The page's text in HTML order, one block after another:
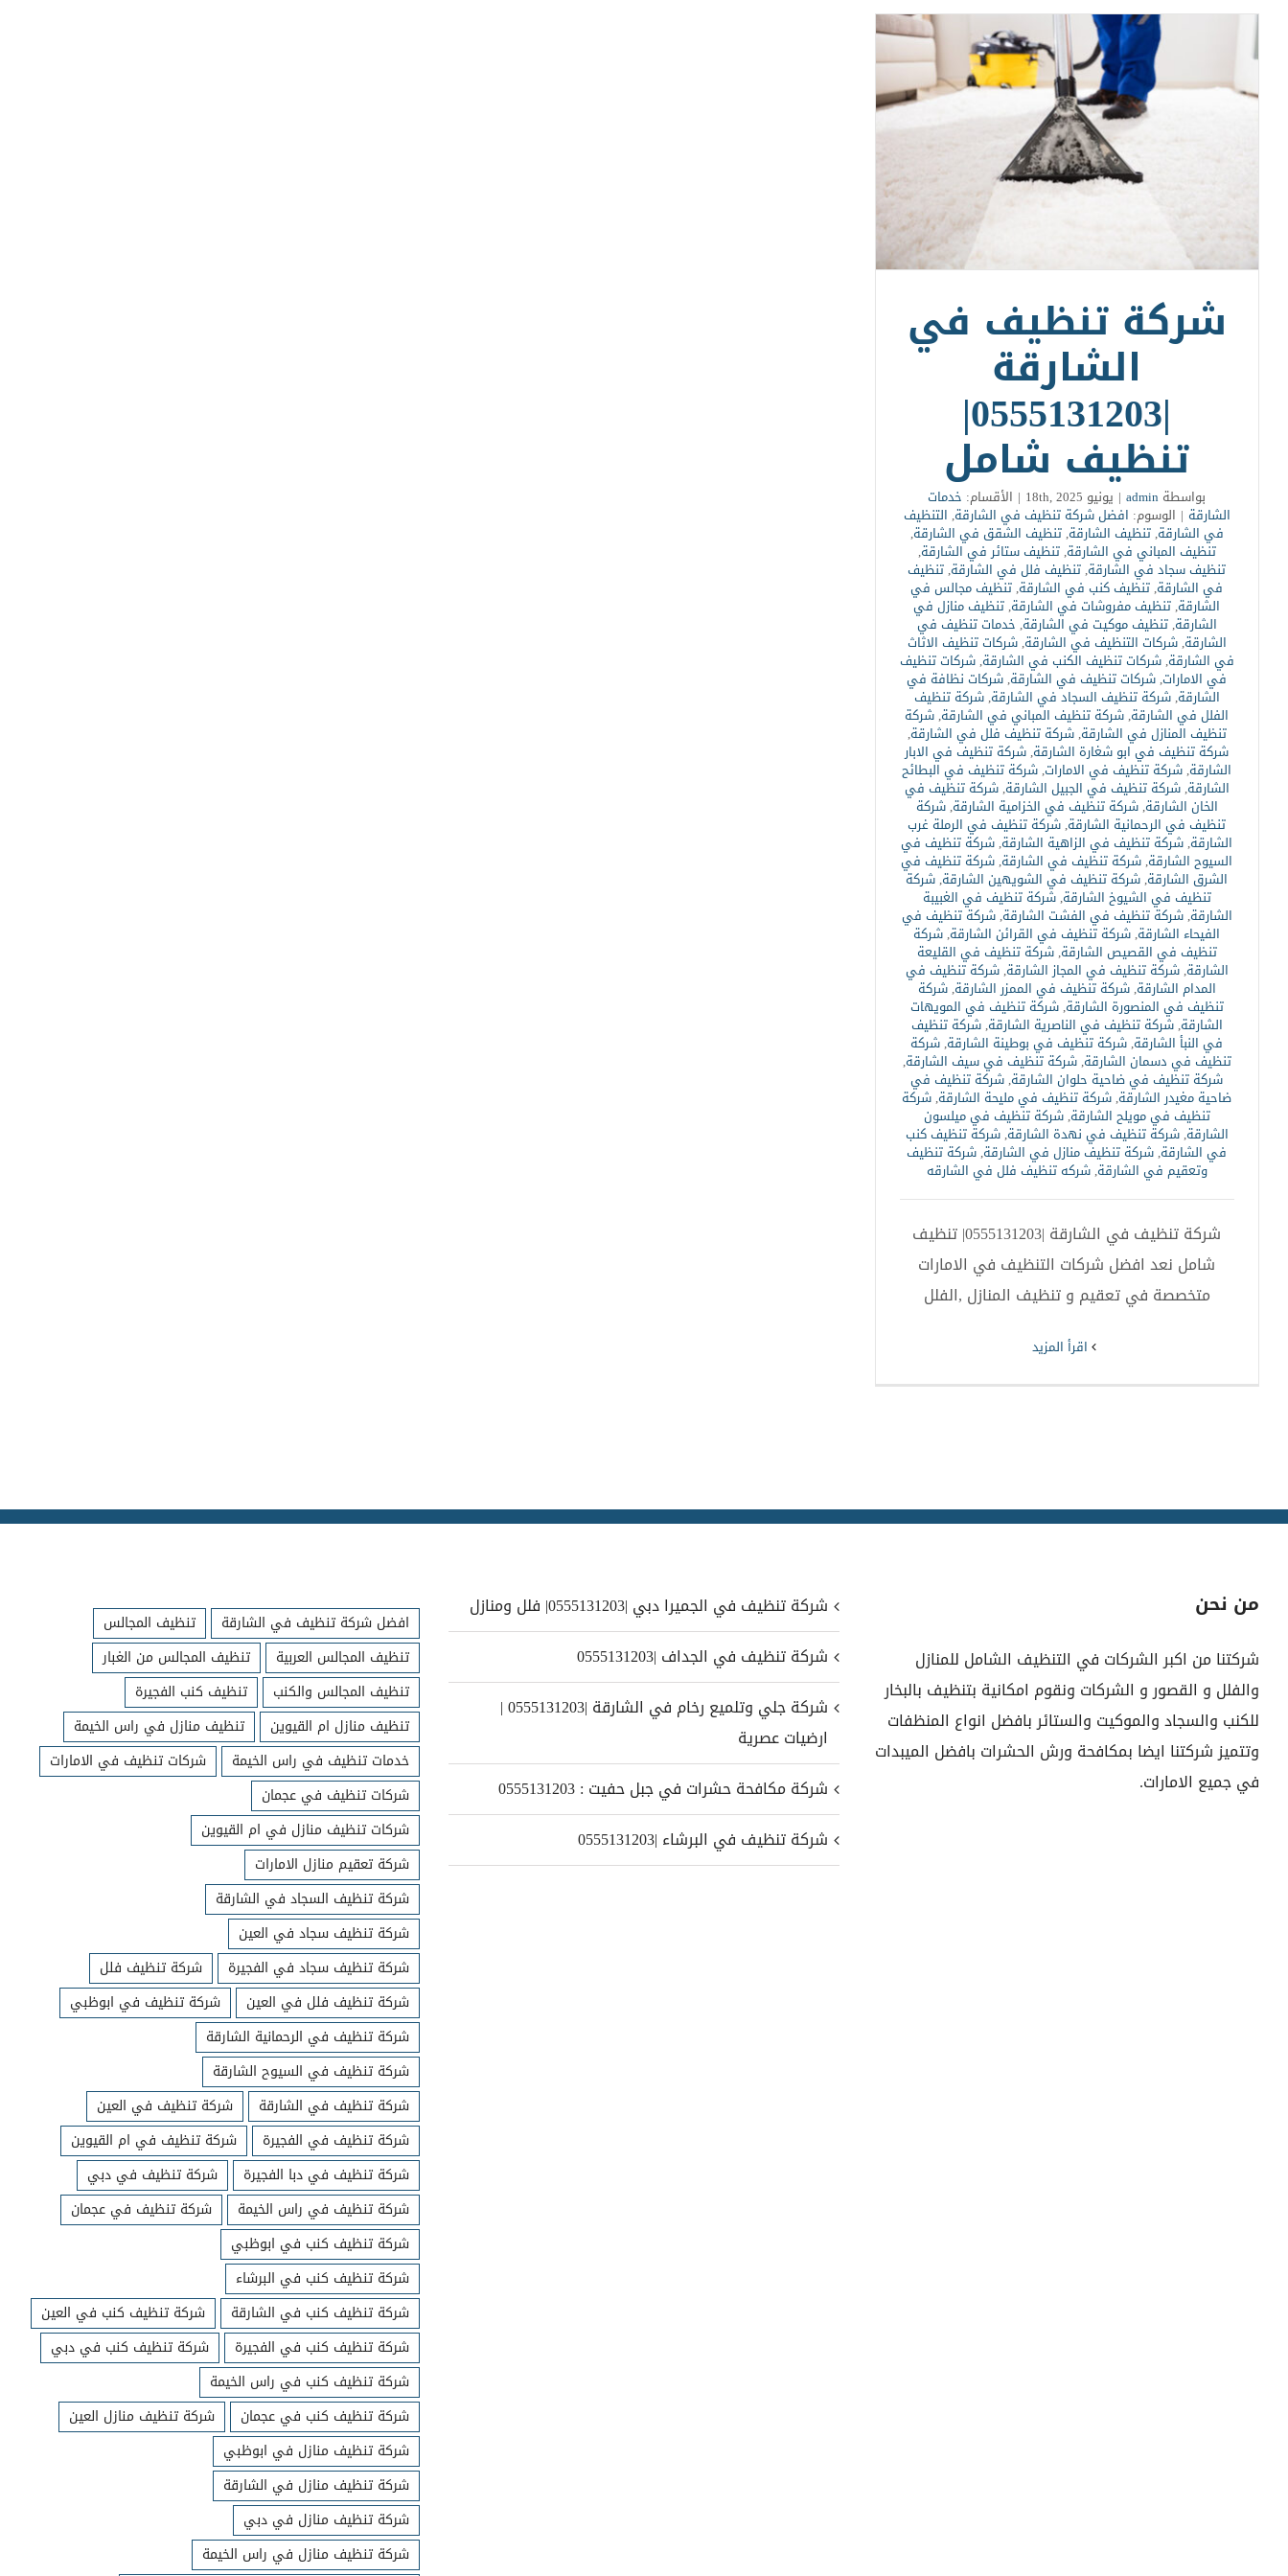
شركة تنظيف في
الشارقة
|0555131203|
تنظيف شامل
بواسطة admin
| يونيو 18th, 2025 | الأقسام: خدمات
الشارقة | الوسوم: افضل شركة تنظيف في الشارقة, التنظيف
في الشارقة,تنظيف الشارقة,تنظيف الشقق في الشارقة,
تنظيف المباني في الشارقة,تنظيف ستائر في الشارقة,
تنظيف سجاد في الشارقة,تنظيف فلل في الشارقة,تنظيف
في الشارقة,تنظيف كنب في الشارقة,تنظيف مجالس في
الشارقة,تنظيف مفروشات في الشارقة,تنظيف منازل في
الشارقة,تنظيف موكيت في الشارقة, خدمات تنظيف في
الشارقة,شركات التنظيف في الشارقة,شركات تنظيف الاثاث
في الشارقة,شركات تنظيف الكنب في الشارقة,شركات تنظيف
في الامارات,شركات تنظيف في الشارقة,شركات نظافة في
الشارقة,شركة تنظيف السجاد في الشارقة,شركة تنظيف
الفلل في الشارقة,شركة تنظيف المباني في الشارقة,شركة
تنظيف المنازل في الشارقة,شركة تنظيف فلل في الشارقة,
شركة تنظيف في ابو شغارة الشارقة,شركة تنظيف في الابار
الشارقة,شركة تنظيف في الامارات,شركة تنظيف في البطائح
الشارقة,شركة تنظيف في الجبيل الشارقة,شركة تنظيف في
الخان الشارقة,شركة تنظيف في الخزامية الشارقة,شركة
تنظيف في الرحمانية الشارقة,شركة تنظيف في الرملة غرب
الشارقة,شركة تنظيف في الزاهية الشارقة,شركة تنظيف في
السيوح الشارقة,شركة تنظيف في الشارقة,شركة تنظيف في
الشرق الشارقة,شركة تنظيف في الشويهين الشارقة,شركة
تنظيف في الشيوخ الشارقة,شركة تنظيف في الغبيبة
الشارقة,شركة تنظيف في الفشت الشارقة,شركة تنظيف في
الفيحاء الشارقة,شركة تنظيف في القرائن الشارقة,شركة
تنظيف في القصيص الشارقة,شركة تنظيف في القليعة
الشارقة,شركة تنظيف في المجاز الشارقة,شركة تنظيف في
المدام الشارقة,شركة تنظيف في الممزر الشارقة,شركة
تنظيف في المنصورة الشارقة,شركة تنظيف في المويهات
الشارقة,شركة تنظيف في الناصرية الشارقة,شركة تنظيف
في النبأ الشارقة,شركة تنظيف في بوطينة الشارقة,شركة
تنظيف في دسمان الشارقة,شركة تنظيف في سيف الشارقة,
شركة تنظيف في ضاحية حلوان الشارقة,شركة تنظيف في
ضاحية مغيدر الشارقة,شركة تنظيف في مليحة الشارقة,شركة
تنظيف في مويلح الشارقة,شركة تنظيف في ميلسون
الشارقة,شركة تنظيف في نهدة الشارقة,شركة تنظيف كنب
في الشارقة,شركة تنظيف منازل في الشارقة,شركة تنظيف
وتعقيم في الشارقة,شركه تنظيف فلل في الشارقه
شركة تنظيف في الشارقة |0555131203| تنظيف
شامل نعد افضل شركات التنظيف في الامارات
متخصصة في تعقيم و تنظيف المنازل ,الفلل
‫اقرأ المزيد
من نحن
شركتنا من اكبر الشركات في التنظيف الشامل للمنازل
والفلل و القصور و الشركات ونقوم امكانية بتنظيف بالبخار
للكنب والسجاد والموكيت والستائر بافضل انواع المنظفات
وتتميز شركتنا ايضا بمكافحة ورش الحشرات بافضل الميبدات
في جميع الامارات.
شركة تنظيف في الجميرا دبي |0555131203| فلل ومنازل
شركة تنظيف في الجداف |0555131203
شركة جلي وتلميع رخام في الشارقة |0555131203 |
ارضيات عصرية
شركة مكافحة حشرات في جبل حفيت : 0555131203
شركة تنظيف في البرشاء |0555131203
افضل شركة تنظيف في الشارقة
تنظيف المجالس
تنظيف المجالس العربية
تنظيف المجالس من الغبار
تنظيف المجالس والكنب
تنظيف كنب الفجيرة
تنظيف منازل ام القيوين
تنظيف منازل في راس الخيمة
خدمات تنظيف في راس الخيمة
شركات تنظيف في الامارات
شركات تنظيف في عجمان
شركات تنظيف منازل في ام القيوين
شركة تعقيم منازل الامارات
شركة تنظيف السجاد في الشارقة
شركة تنظيف سجاد في العين
شركة تنظيف سجاد في الفجيرة
شركة تنظيف فلل
شركة تنظيف فلل في العين
شركة تنظيف في ابوظبي
شركة تنظيف في الرحمانية الشارقة
شركة تنظيف في السيوح الشارقة
شركة تنظيف في الشارقة
شركة تنظيف في العين
شركة تنظيف في الفجيرة
شركة تنظيف في ام القيوين
شركة تنظيف في دبا الفجيرة
شركة تنظيف في دبي
شركة تنظيف في راس الخيمة
شركة تنظيف في عجمان
شركة تنظيف كنب في ابوظبي
شركة تنظيف كنب في البرشاء
شركة تنظيف كنب في الشارقة
شركة تنظيف كنب في العين
شركة تنظيف كنب في الفجيرة
شركة تنظيف كنب في دبي
شركة تنظيف كنب في راس الخيمة
شركة تنظيف كنب في عجمان
شركة تنظيف منازل العين
شركة تنظيف منازل في ابوظبي
شركة تنظيف منازل في الشارقة
شركة تنظيف منازل في دبي
شركة تنظيف منازل في راس الخيمة